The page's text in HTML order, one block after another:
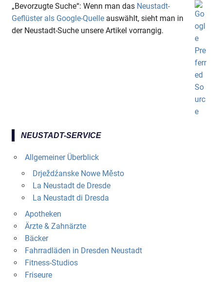
„Bevorzugte Suche“: Wenn man das Neustadt-
Geflüster als Google-Quelle auswählt, sieht man in
der Neustadt-Suche unsere Artikel vorrangig.
NEUSTADT-SERVICE
Allgemeiner Überblick
Drježdźanske Nowe Město
La Neustadt de Dresde
La Neustadt di Dresda
Apotheken
Ärzte & Zahnärzte
Bäcker
Fahrradläden in Dresden Neustadt
Fitness-Studios
Friseure